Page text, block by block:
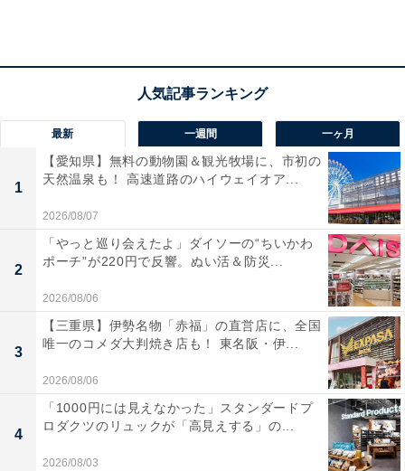
家賃や食費、光熱費など、リアルな収支状況とや
りくりのポイントは？
■埼玉県八潮市、33歳女性世帯の場合
年収：夫600万円、妻150万円
家賃：10万円
間取り：3LDK（一軒家）
食費：4万5000円
交際費：なし
最新 一週間 一ヶ月
1
【愛知県】無料の動物園＆観光牧場に、市初の
天然温泉も！ 高速道路のハイウェイオア...
2026/08/07
2
「やっと巡り会えたよ」ダイソーの“ちいかわ
ポーチ”が220円で反響。ぬい活＆防災...
2026/08/06
3
【三重県】伊勢名物「赤福」の直営店に、全国
唯一のコメダ大判焼き店も！ 東名阪・伊...
2026/08/06
4
「1000円には見えなかった」スタンダードプ
ロダクツのリュックが「高見えする」の...
2026/08/03